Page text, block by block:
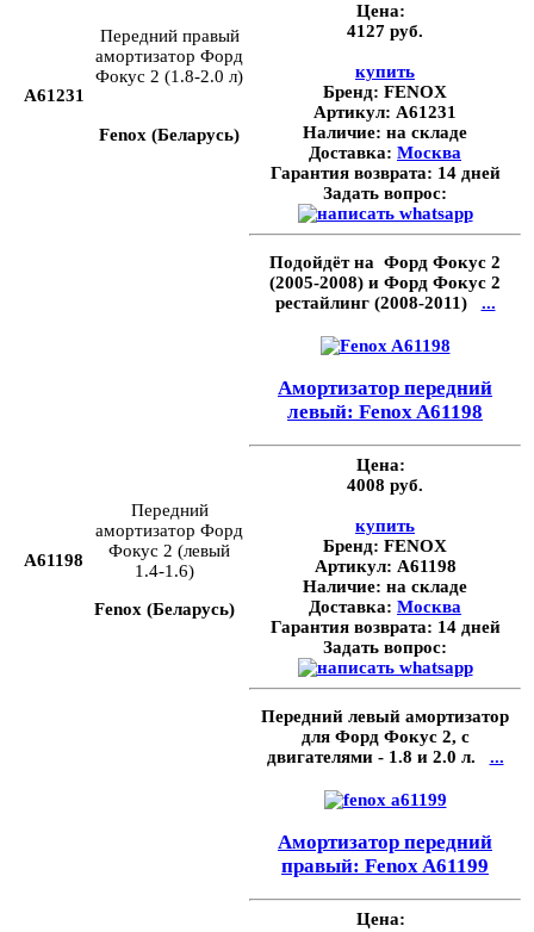
A61231
Передний правый
амортизатор Форд
Фокус 2 (1.8-2.0 л)
Fenox (Беларусь)
Цена:
4127 руб.
купить
Бренд: FENOX
Артикул: A61231
Наличие: на складе
Доставка: Москва
Гарантия возврата: 14 дней
Задать вопрос:
Подойдёт на Форд Фокус 2
(2005-2008) и Форд Фокус 2
рестайлинг (2008-2011) ...
A61198
Передний
амортизатор Форд
Фокус 2 (левый
1.4-1.6)
Fenox (Беларусь)
Амортизатор передний
левый: Fenox A61198
Цена:
4008 руб.
купить
Бренд: FENOX
Артикул: A61198
Наличие: на складе
Доставка: Москва
Гарантия возврата: 14 дней
Задать вопрос:
Передний левый амортизатор
для Форд Фокус 2, с
двигателями - 1.8 и 2.0 л. ...
Амортизатор передний
правый: Fenox A61199
Цена: